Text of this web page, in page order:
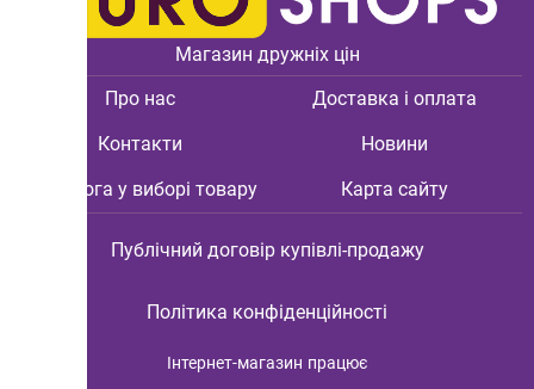
Магазин дружніх цін
Про нас
Доставка і оплата
Контакти
Новини
Допомога у виборі товару
Карта сайту
Публічний договір купівлі-продажу
Політика конфіденційності
Інтернет-магазин працює